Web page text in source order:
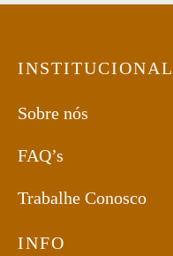
INSTITUCIONAL
Sobre nós
FAQ’s
Trabalhe Conosco
INFO